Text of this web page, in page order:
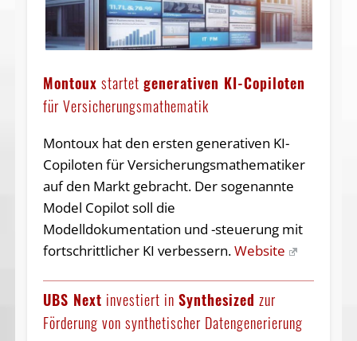
Montoux startet generativen KI-Copiloten
für Ver­sicherungs­mathe­matik
Montoux hat den ersten generativen KI-
Copiloten für Versicherungs­mathe­matiker
auf den Markt gebracht. Der sogenannte
Model Copilot soll die
Modelldokumentation und -steuerung mit
fortschrittlicher KI verbessern.Website
UBS Next investiert in Synthesized zur
Förderung von synthetischer Datengenerierung